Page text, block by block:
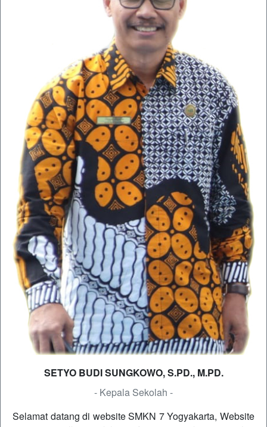
SETYO BUDI SUNGKOWO, S.PD., M.PD.
- Kepala Sekolah -
Selamat datang di website SMKN 7 Yogyakarta, Website